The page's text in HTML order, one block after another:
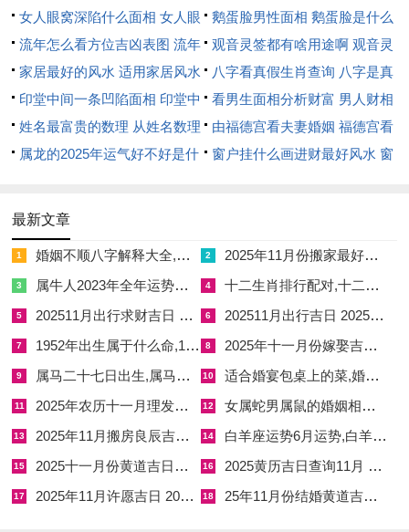
忌讳在于入宅、移徙、修造、安门，需避免在同日进行搬迁或大
型木工。此日冲鸡，属鸡者不利.吉时在卯时（5:00-7:00）同申
时（15:00-17：00）；
眼前动土可的神明护佑。
对以后美好生活的祝愿！
忌讳在于伐木、安葬、安床、祭祀,需避免冲突！此日冲虎- 属虎
者应回避。
吉时选择巳时（9:00-11：00）能汇聚财气。
2026年5月23日（农历四月初七、星期六）~此日定执位,宜开
忌讳在于作灶、嫁娶、移徙、入宅;需避免同灶火同搬迁事宜同
进行.此日冲兔 属兔者不宜。
女人眼窝深陷什么面相 女人眼
窝深陷是短命相吗
鹅蛋脸男性面相 鹅蛋脸是什么
脸型男性
流年怎么看方位吉凶表图 流年
位置怎么看
观音灵签都有啥用途啊 观音灵
签全部签签词
家居最好的风水 适用家居风水
八字看真假生肖查询 八字是真
还是假
印堂中间一条凹陷面相 印堂中
间有条线沟好不好
看男生面相分析财富 男人财相
从哪里看
姓名最富贵的数理 从姓名数理
看富豪
由福德宫看夫妻婚姻 福德宫看
配偶生肖
属龙的2025年运气好不好是什
2025年属龙人的全年运势
窗户挂什么画进财最好风水 窗
最新文章
1 婚姻不顺八字解释大全,婚姻不顺 八字 2 2025年11月份搬家最好吉日 2025年11月最佳的搬家吉日一览表
3 属牛人2023年全年运势详解女,属牛人2023年全年运势详解女性 4 十二生肖排行配对,十二生肖排行配对表图
5 202511月出行求财吉日 202510月出门求财吉日查询 6 202511月出行吉日 202511月出生女取名
7 1952年出生属于什么命,1952年出生的人属啥 8 2025年十一月份嫁娶吉日 2025年5月1日结婚嫁娶吉日
9 属马二十七日出生,属马二十七日出生好吗 10 适合婚宴包桌上的菜,婚宴包桌菜品
11 2025年农历十一月理发吉日查询 2025年阳历10月理发吉日查询 12 女属蛇男属鼠的婚姻相配吗,女属蛇男属鼠的婚姻相配吗好吗
13 2025年11月搬房良辰吉日查询 2025年结婚良辰吉日查询 14 白羊座运势6月运势,白羊座六月运势2021考试
15 2025十一月份黄道吉日一览表 2025十一黄道吉日 16 2025黄历吉日查询11月 2025年黄历12月吉日查询表
17 2025年11月许愿吉日 2025年10月份最佳许愿时间 18 25年11月份结婚黄道吉日 25年11月结婚黄道吉日有哪些呢